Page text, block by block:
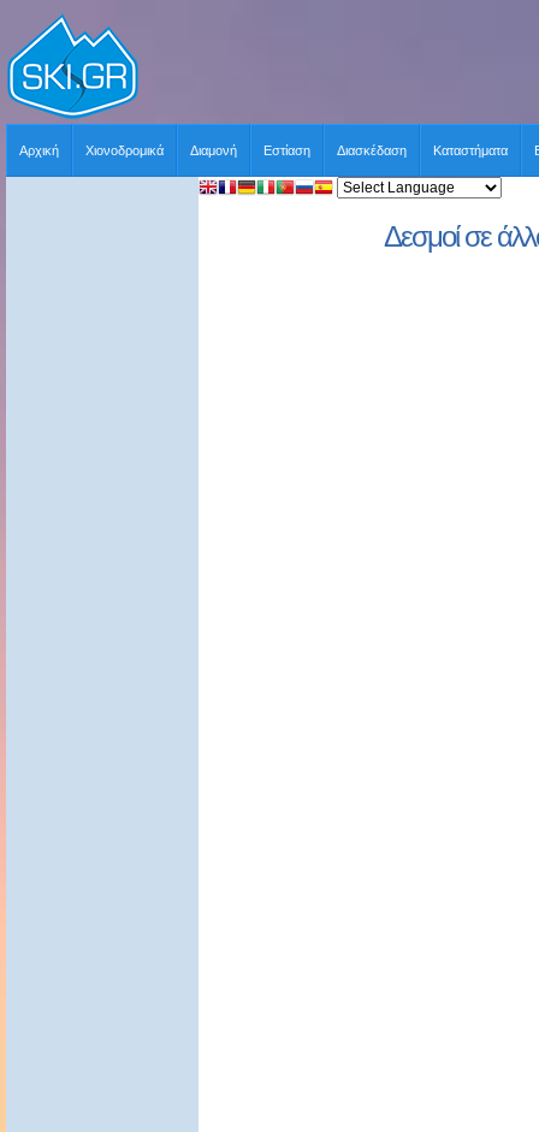
Αρχική Χιονοδρομικά Διαμονή Εστίαση Διασκέδαση Καταστήματα
Δεσμοί σε